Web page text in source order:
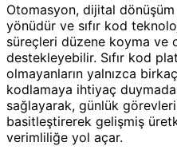
Otomasyon, dijital dönüşüm
yönüdür ve sıfır kod
süreçleri düzene koyma ve
destekleyebilir. Sıfır kod
olmayanların yalnızca
kodlamaya ihtiyaç
sağlayarak, günlük
basitleştirerek gelişmiş
verimliliğe yol açar.